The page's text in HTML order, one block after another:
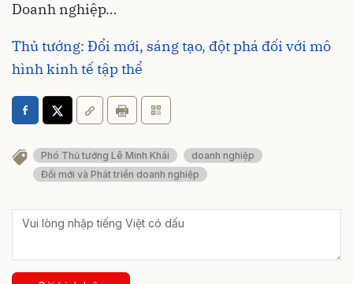
Doanh nghiệp…
Thủ tướng: Đổi mới, sáng tạo, đột phá đối với mô
hình kinh tế tập thể
Phó Thủ tướng Lê Minh Khái
doanh nghiệp
Đổi mới và Phát triển doanh nghiệp